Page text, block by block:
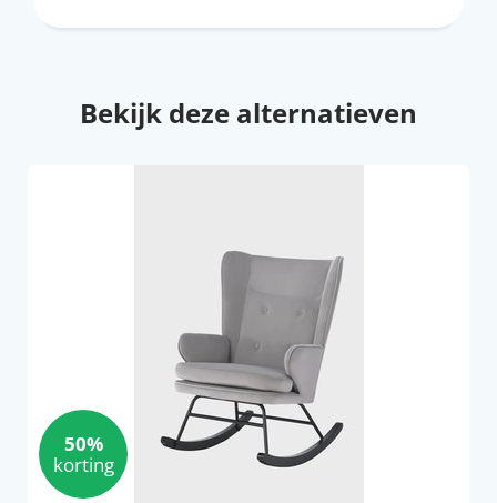
Bekijk deze alternatieven
50%
korting